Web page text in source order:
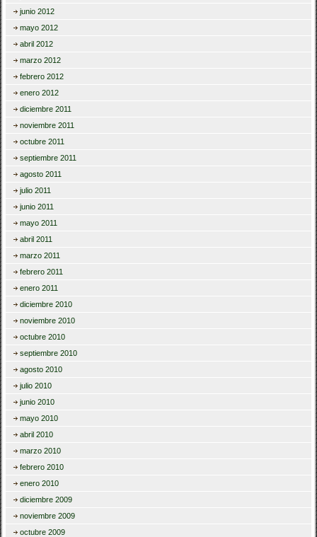
junio 2012
mayo 2012
abril 2012
marzo 2012
febrero 2012
enero 2012
diciembre 2011
noviembre 2011
octubre 2011
septiembre 2011
agosto 2011
julio 2011
junio 2011
mayo 2011
abril 2011
marzo 2011
febrero 2011
enero 2011
diciembre 2010
noviembre 2010
octubre 2010
septiembre 2010
agosto 2010
julio 2010
junio 2010
mayo 2010
abril 2010
marzo 2010
febrero 2010
enero 2010
diciembre 2009
noviembre 2009
octubre 2009